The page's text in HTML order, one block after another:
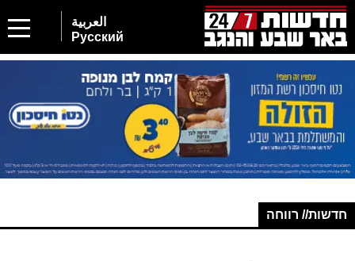
العربية
Русский
חדשות// רווחה